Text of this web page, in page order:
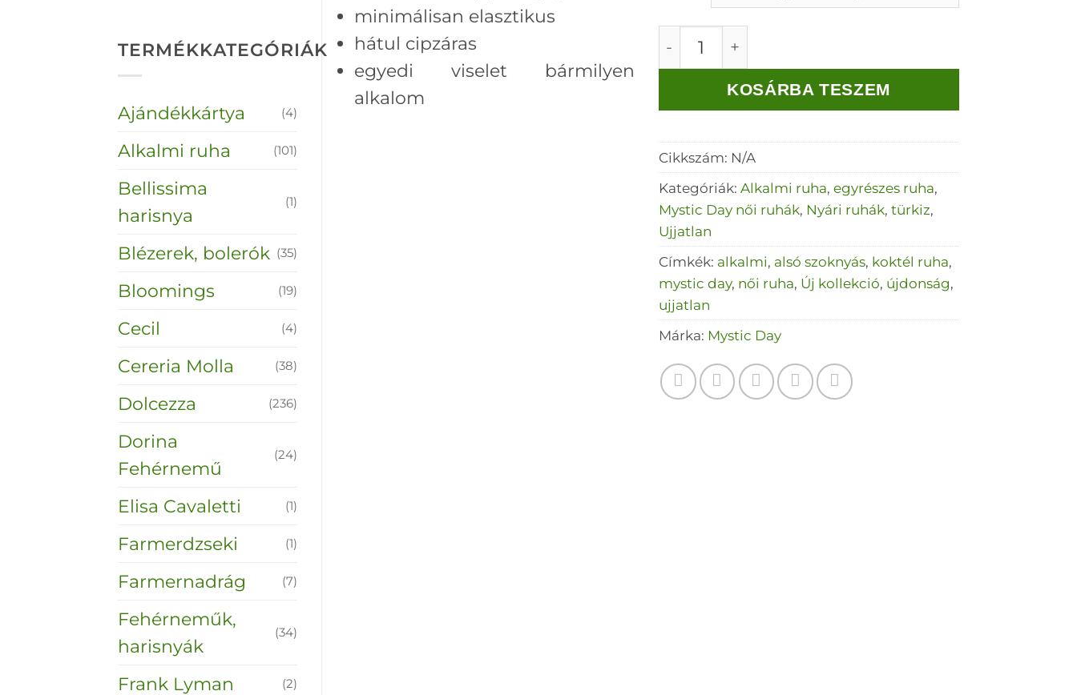
minimálisan elasztikus
hátul cipzáras
egyedi viselet bármilyen
alkalom
Mystic Day türkíz ujjatlan necces Babaruha mennyiség
KOSÁRBA TESZEM
Cikkszám: N/A
Kategóriák: Alkalmi ruha, egyrészes ruha,
Mystic Day női ruhák, Nyári ruhák, türkiz,
Ujjatlan
Címkék: alkalmi, alsó szoknyás, koktél ruha,
mystic day, női ruha, Új kollekció, újdonság,
ujjatlan
Márka: Mystic Day
TERMÉKKATEGÓRIÁK
Ajándékkártya (4)
Alkalmi ruha (101)
Bellissima
harisnya
(1)
Blézerek, bolerók (35)
Bloomings (19)
Cecil (4)
Cereria Molla (38)
Dolcezza (236)
Dorina
Fehérnemű
(24)
Elisa Cavaletti (1)
Farmerdzseki (1)
Farmernadrág (7)
Fehérneműk,
harisnyák
(34)
Frank Lyman (2)